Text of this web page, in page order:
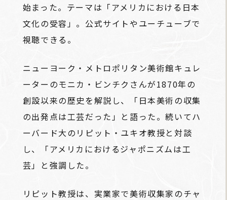
始まった。テーマは「アメリカにおける日本
文化の受容」。公式サイトやユーチューブで
視聴できる。
ニューヨーク・メトロポリタン美術館キュレ
ーターのモニカ・ビンチクさんが1870年の
創設以来の歴史を解説し、「日本美術の収集
の出発点は工芸だった」と語った。続いてハ
ーバード大のリピット・ユキオ教授と対談
し、「アメリカにおけるジャポニズムは工
芸」と強調した。
リピット教授は、実業家で美術収集家のチャ